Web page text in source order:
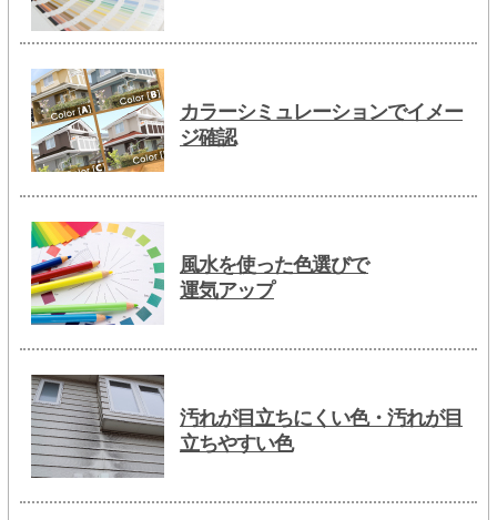
カラーシミュレーションでイメー
ジ確認
風水を使った色選びで
運気アップ
汚れが目立ちにくい色・汚れが目
立ちやすい色